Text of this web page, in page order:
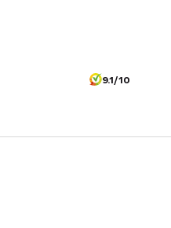
9.1/10